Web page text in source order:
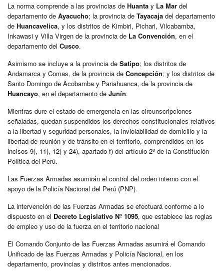
La norma comprende a las provincias de Huanta y La Mar del
departamento de Ayacucho; la provincia de Tayacaja del departamento
de Huancavelica, y los distritos de Kimbiri, Pichari, Vilcabamba,
Inkawasi y Villa Virgen de la provincia de La Convención, en el
departamento del Cusco.
Asimismo se incluye a la provincia de Satipo; los distritos de
Andamarca y Comas, de la provincia de Concepción; y los distritos de
Santo Domingo de Acobamba y Pariahuanca, de la provincia de
Huancayo, en el departamento de Junín.
Mientras dure el estado de emergencia en las circunscripciones
señaladas, quedan suspendidos los derechos constitucionales relativos
a la libertad y seguridad personales, la inviolabilidad de domicilio y la
libertad de reunión y de tránsito en el territorio, comprendidos en los
incisos 9), 11), 12) y 24), apartado f) del artículo 2º de la Constitución
Política del Perú.
Las Fuerzas Armadas asumirán el control del orden interno con el
apoyo de la Policía Nacional del Perú (PNP).
La intervención de las Fuerzas Armadas se efectuará conforme a lo
dispuesto en el Decreto Legislativo Nº 1095, que establece las reglas
de empleo y uso de la fuerza en el territorio nacional
El Comando Conjunto de las Fuerzas Armadas asumirá el Comando
Unificado de las Fuerzas Armadas y Policía Nacional, en los
departamento, provincias y distritos antes mencionados.